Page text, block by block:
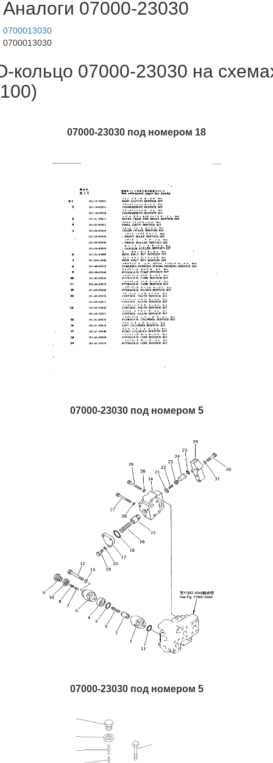
Аналоги 07000-23030
0700013030
0700013030
кольцо 07000-23030 на
07000-23030 под номером 18
07000-23030 под номером 5
07000-23030 под номером 5